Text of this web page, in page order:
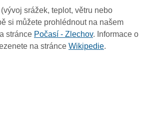
srážek, teplot, větru nebo
si můžete prohlédnout na našem
stránce Počasí - Zlechov. Informace o
na stránce Wikipedie.